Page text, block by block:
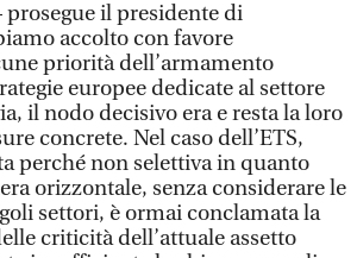
prosegue il presidente di
accolto con favore
priorità dell’armamento
europee dedicate al settore
il nodo decisivo era e resta la loro
concrete. Nel caso dell’ETS,
perché non selettiva in quanto
orizzontale, senza considerare le
settori, è ormai conclamata la
criticità dell’attuale assetto